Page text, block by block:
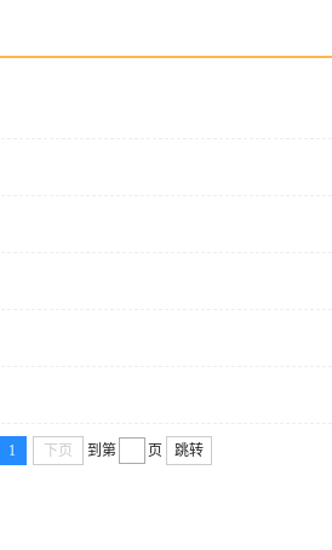
1 下页 到第 页 跳转